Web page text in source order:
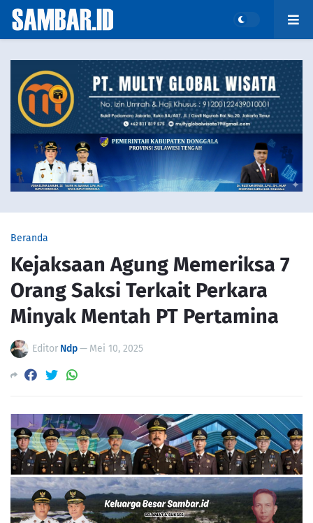
Beranda
Kejaksaan Agung Memeriksa 7
Orang Saksi Terkait Perkara
Minyak Mentah PT Pertamina
Editor Ndp— Mei 10, 2025